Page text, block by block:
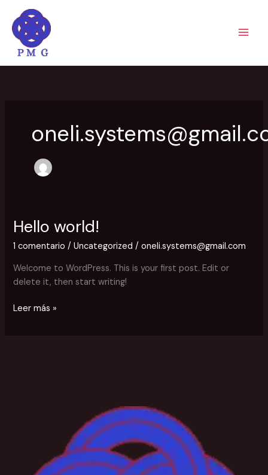
contenido
Hello world!
1 comentario /Uncategorized /oneli.systems@gmail.com
Welcome to WordPress. This is your first post. Edit or
delete it, then start writing!
Hello
world!
Leer más »